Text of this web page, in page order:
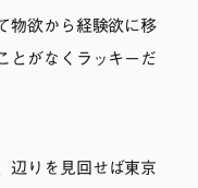
物欲から経験欲に移
とがなくラッキーだ
辺りを見回せば東京